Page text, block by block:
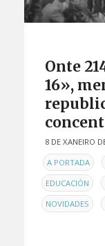
Onte
16»,
8 DE XANEIRO
ENA PORTADA ,
EDUCACIÓN ,
NOVIDADES ,